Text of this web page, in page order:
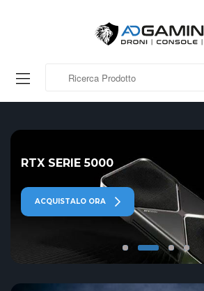
SWITCH 2
CONSOLE
ACQUISTALA ORA